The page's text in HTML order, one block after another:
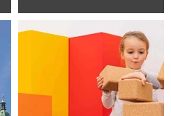
Tovább